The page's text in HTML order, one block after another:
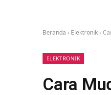
Beranda › Elektronik ›
ELEKTRONIK
Cara